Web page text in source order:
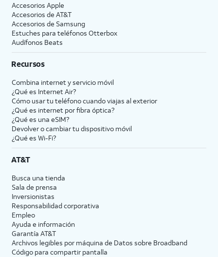
Accesorios Apple
Accesorios de AT&T
Accesorios de Samsung
Estuches para teléfonos Otterbox
Audífonos Beats
Recursos
Combina internet y servicio móvil
¿Qué es Internet Air?
Cómo usar tu teléfono cuando viajas al exterior
¿Qué es internet por fibra óptica?
¿Qué es una eSIM?
Devolver o cambiar tu dispositivo móvil
¿Qué es Wi-Fi?
AT&T
Busca una tienda
Sala de prensa
Inversionistas
Responsabilidad corporativa
Empleo
Ayuda e información
Garantía AT&T
Archivos legibles por máquina de Datos sobre Broadband
Código para compartir pantalla